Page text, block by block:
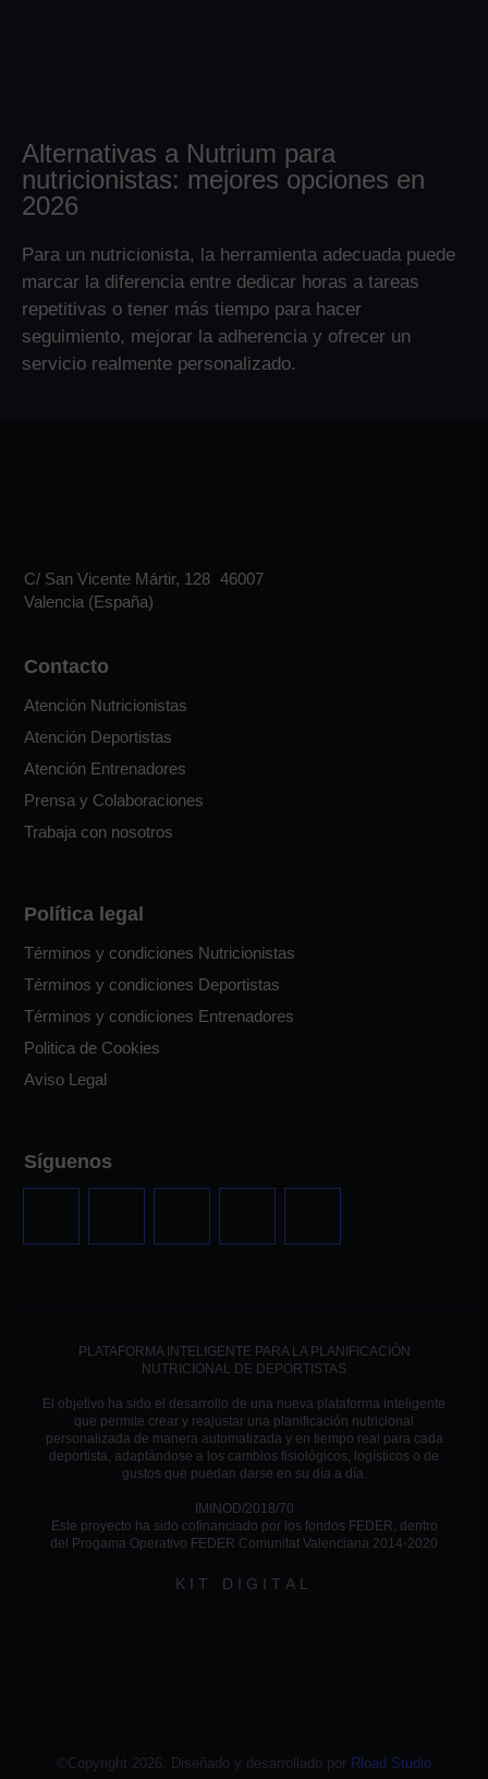
Alternativas a Nutrium para
nutricionistas: mejores opciones en
2026
Para un nutricionista, la herramienta adecuada puede
marcar la diferencia entre dedicar horas a tareas
repetitivas o tener más tiempo para hacer
seguimiento, mejorar la adherencia y ofrecer un
servicio realmente personalizado.
C/ San Vicente Mártir, 128 46007
Valencia (España)
Contacto
Atención Nutricionistas
Atención Deportistas
Atención Entrenadores
Prensa y Colaboraciones
Trabaja con nosotros
Política legal
Términos y condiciones Nutricionistas
Términos y condiciones Deportistas
Términos y condiciones Entrenadores
Politica de Cookies
Aviso Legal
Síguenos
PLATAFORMA INTELIGENTE PARA LA PLANIFICACIÓN
NUTRICIONAL DE DEPORTISTAS
El objetivo ha sido el desarrollo de una nueva plataforma inteligente
que permite crear y reajustar una planificación nutricional
personalizada de manera automatizada y en tiempo real para cada
deportista, adaptándose a los cambios fisiológicos, logísticos o de
gustos que puedan darse en su día a día.
IMINOD/2018/70
Este proyecto ha sido cofinanciado por los fondos FEDER, dentro
del Progama Operativo FEDER Comunitat Valenciana 2014-2020
KIT DIGITAL
©Copyright 2026. Diseñado y desarrollado por Rload Studio